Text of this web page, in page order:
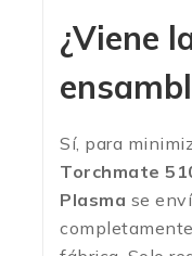
¿Viene
Sí, para
Torchmate
Plasma se